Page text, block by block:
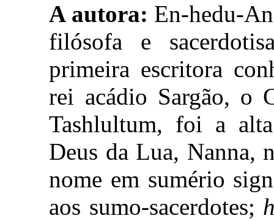
A autora: En-hedu-
filósofa e
primeira escritora
rei acádio Sargão, o
Tashlultum, foi a
Deus da Lua, Nanna,
nome em sumério
aos sumo-sacerdotes;